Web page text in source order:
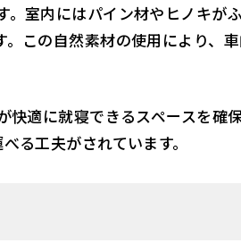
室内にはパイン材やヒノキが
この自然素材の使用により、
適に就寝できるスペースを確
る工夫がされています。